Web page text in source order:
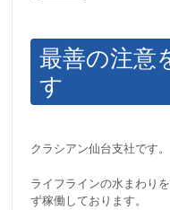
最善の注意
す
クラシアン仙台支社です。
ライフラインの水まわり
ず稼働しております。